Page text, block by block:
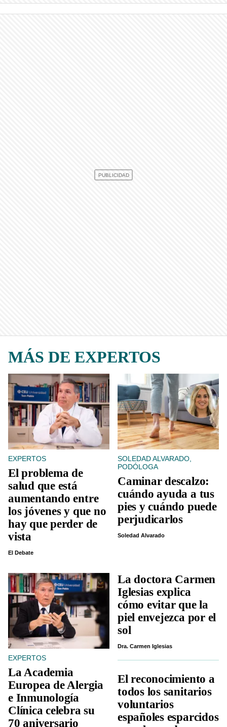
MÁS DE EXPERTOS
EXPERTOS
El problema de
salud que está
aumentando entre
los jóvenes y que no
hay que perder de
vista
El Debate
SOLEDAD ALVARADO,
PODÓLOGA
Caminar descalzo:
cuándo ayuda a tus
pies y cuándo puede
perjudicarlos
Soledad Alvarado
EXPERTOS
La Academia
Europea de Alergia
e Inmunología
Clínica celebra su
70 aniversario
La doctora Carmen
Iglesias explica
cómo evitar que la
piel envejezca por el
sol
Dra. Carmen Iglesias
El reconocimiento a
todos los sanitarios
voluntarios
españoles esparcidos